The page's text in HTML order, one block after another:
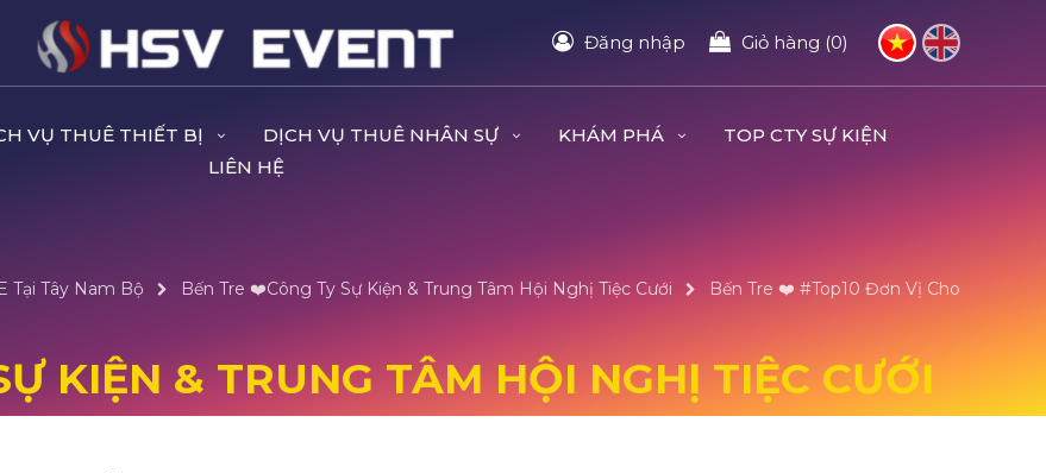
Đăng nhập Giỏ hàng (0)
VỤ THUÊ THIẾT BỊ DỊCH VỤ THUÊ NHÂN SỰ KHÁM PHÁ
TOP CTY SỰ KIỆN
LIÊN HỆ
Tại Tây Nam Bộ Bến Tre ❤️️Công Ty Sự Kiện & Trung Tâm Hội Nghị Tiệc Cưới
Bến Tre ❤️️ #top10 Đơn Vị Cho
KIỆN & TRUNG TÂM HỘI NGHỊ TIỆC CƯỚI